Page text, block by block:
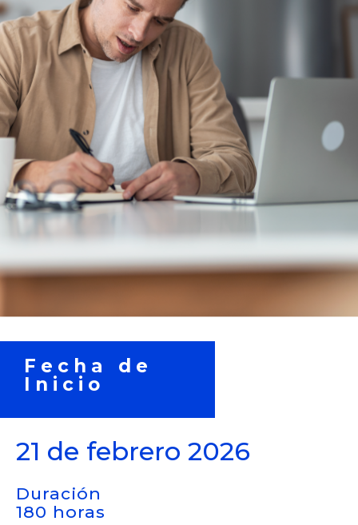
Fecha de
Inicio
21 de febrero 2026
Duración
180 horas